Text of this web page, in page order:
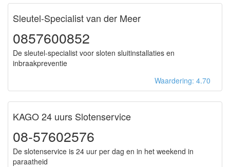
Sleutel-Specialist van der Meer
0857600852
De sleutel-specialist voor sloten sluitinstallaties en
inbraakpreventie
Waardering: 4.70
KAGO 24 uurs Slotenservice
08-57602576
De slotenservice is 24 uur per dag en in het weekend in
paraatheid